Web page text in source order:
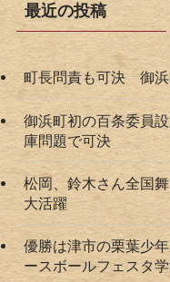
最近の投稿
町長問責も可決 御浜
御浜町初の百条委員
庫問題で可決
松岡、鈴木さん全国
大活躍
優勝は津市の栗葉少
ースボールフェスタ